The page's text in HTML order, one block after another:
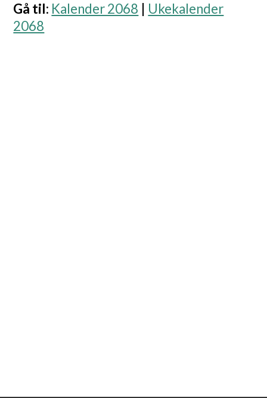
Gå til: Kalender 2068
Ukekalender
2068